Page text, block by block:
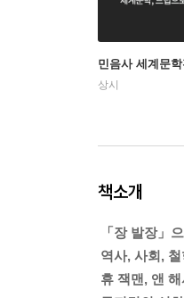
민음사 세계문
상시
책소개
「장 발장」
역사, 사회,
휴 잭맨, 앤